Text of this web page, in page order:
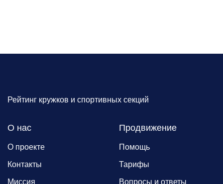
Рейтинг кружков и спортивных секций
О нас
О проекте
Контакты
Миссия
Продвижение
Помощь
Тарифы
Вопросы и ответы